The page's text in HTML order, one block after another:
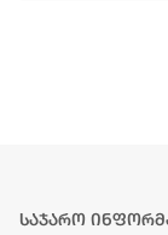
საჯარო